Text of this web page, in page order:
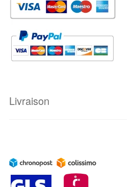
Livraison